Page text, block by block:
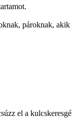
pároknak,
el a